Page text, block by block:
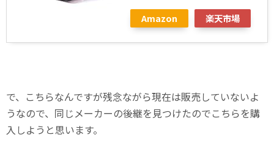
Amazon 楽天市場
で、こちらなんですが残念ながら現在は販売していないよ
うなので、同じメーカーの後継を見つけたのでこちらを購
入しようと思います。